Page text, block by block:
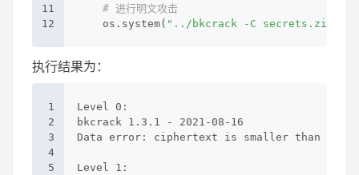
11
12
# 进行明文攻击
    os.system(
"../bkcrack -C secrets.zip -c
执行结果为：
1
2
3
4
5
Level 0:
bkcrack 1.3.1 - 2021-08-16
Data error: ciphertext is smaller than
Level 1: